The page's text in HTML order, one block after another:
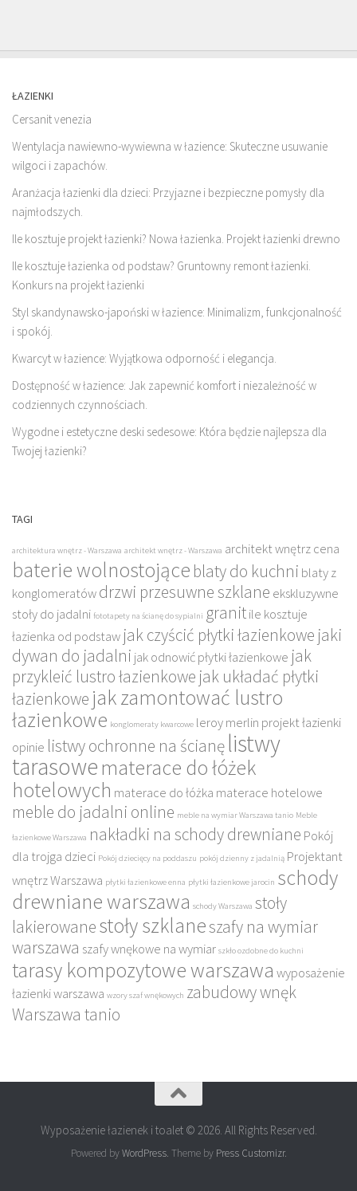
ŁAZIENKI
Cersanit venezia
Wentylacja nawiewno-wywiewna w łazience: Skuteczne usuwanie
wilgoci i zapachów.
Aranżacja łazienki dla dzieci: Przyjazne i bezpieczne pomysły dla
najmłodszych.
Ile kosztuje projekt łazienki? Nowa łazienka. Projekt łazienki drewno
Ile kosztuje łazienka od podstaw? Gruntowny remont łazienki.
Konkurs na projekt łazienki
Styl skandynawsko-japoński w łazience: Minimalizm, funkcjonalność
i spokój.
Kwarcyt w łazience: Wyjątkowa odporność i elegancja.
Dostępność w łazience: Jak zapewnić komfort i niezależność w
codziennych czynnościach.
Wygodne i estetyczne deski sedesowe: Która będzie najlepsza dla
Twojej łazienki?
TAGI
architektura wnętrz - Warszawa architekt wnętrz - Warszawa architekt wnętrz cena
baterie wolnostojące blaty do kuchni blaty z
konglomeratówdrzwi przesuwne szklane ekskluzywne
stoły do jadalni fototapety na ścianę do sypialni granitile kosztuje
łazienka od podstaw jak czyścić płytki łazienkowe jaki
dywan do jadalni jak odnowić płytki łazienkowe jak
przykleić lustro łazienkowe jak układać płytki
łazienkowe jak zamontować lustro
łazienkowe konglomeraty kwarcowe leroy merlin projekt łazienki
opinie listwy ochronne na ścianęlistwy
tarasowematerace do łóżek
hotelowych materace do łóżka materace hotelowe
meble do jadalni online meble na wymiar Warszawa tanio Meble
łazienkowe Warszawa nakładki na schody drewniane Pokój
dla trojga dzieci Pokój dziecięcy na poddaszu pokój dzienny z jadalnią Projektant
wnętrz Warszawa płytki łazienkowe enna płytki łazienkowe jarocin schody
drewniane warszawa schody Warszawa stoły
lakierowanestoły szklaneszafy na wymiar
warszawa szafy wnękowe na wymiar szkło ozdobne do kuchni
tarasy kompozytowe warszawa wyposażenie
łazienki warszawa wzory szaf wnękowych zabudowy wnęk
Warszawa tanio
Wyposażenie łazienek i toalet © 2026. All Rights Reserved.
Powered byWordPress. Theme by Press Customizr.